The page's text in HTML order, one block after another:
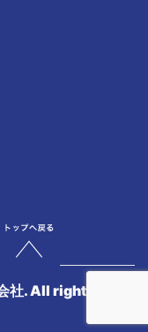
社. All rights